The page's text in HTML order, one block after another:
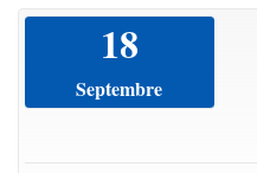
18
Septembre